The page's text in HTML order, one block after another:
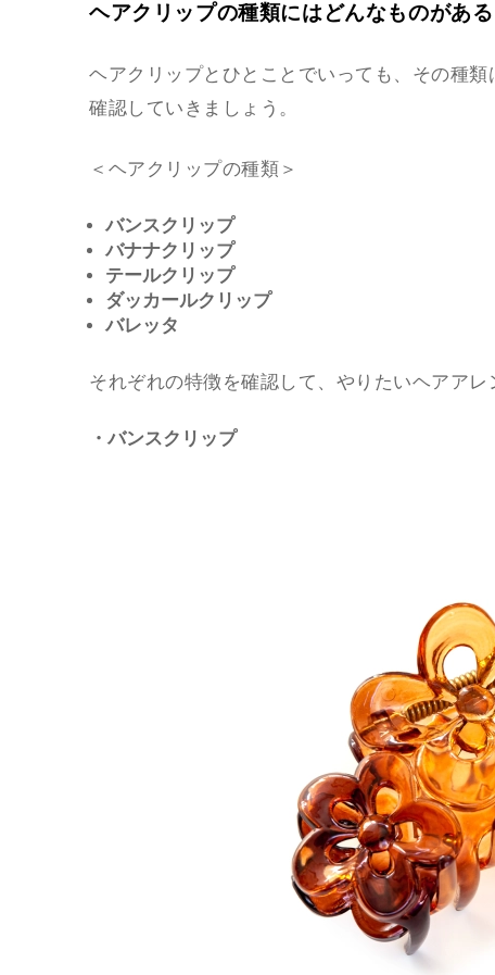
ヘアクリップの種類にはどんなものがある
ヘアクリップとひとことでいっても、その種
確認していきましょう。
＜ヘアクリップの種類＞
バンスクリップ
バナナクリップ
テールクリップ
ダッカールクリップ
バレッタ
それぞれの特徴を確認して、やりたいヘアア
・バンスクリップ